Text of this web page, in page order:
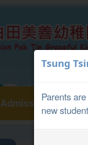
Tsung
Parents
new
Admission